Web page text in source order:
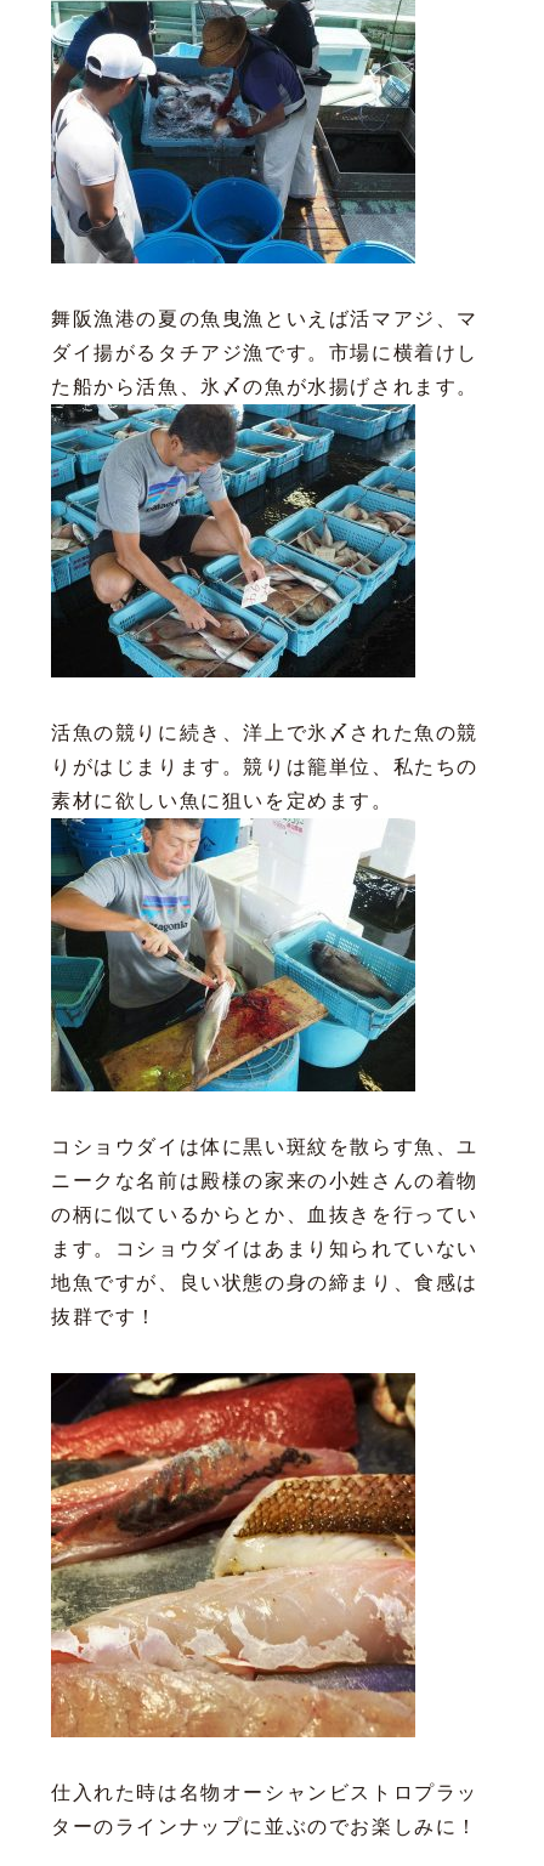
舞阪漁港の夏の魚曳漁といえば活マアジ、マ
ダイ揚がるタチアジ漁です。市場に横着けし
た船から活魚、氷〆の魚が水揚げされます。
活魚の競りに続き、洋上で氷〆された魚の競
りがはじまります。競りは籠単位、私たちの
素材に欲しい魚に狙いを定めます。
コショウダイは体に黒い斑紋を散らす魚、ユ
ニークな名前は殿様の家来の小姓さんの着物
の柄に似ているからとか、血抜きを行ってい
ます。コショウダイはあまり知られていない
地魚ですが、良い状態の身の締まり、食感は
抜群です！
仕入れた時は名物オーシャンビストロプラッ
ターのラインナップに並ぶのでお楽しみに！